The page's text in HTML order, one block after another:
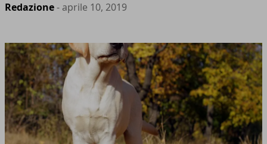
Redazione- aprile 10, 2019